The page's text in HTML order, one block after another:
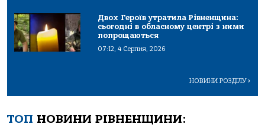
Двох Героїв утратила Рівненщина:
сьогодні в обласному центрі з ними
попрощаються
07:12, 4 Серпня, 2026
НОВИНИ РОЗДІЛУ>
ТОП НОВИНИ РІВНЕНЩИНИ: